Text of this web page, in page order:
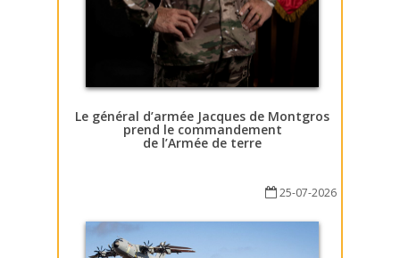
Le général d’armée Jacques de Montgros
prend le commandement
de l’Armée de terre
25-07-2026